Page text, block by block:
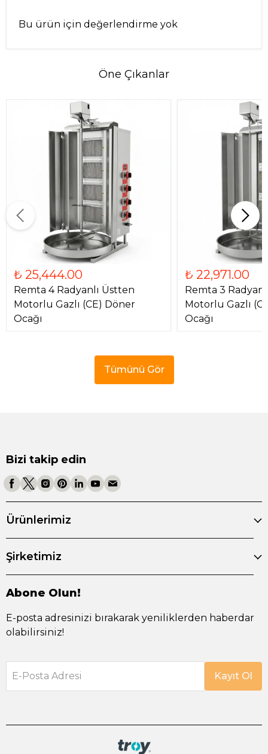
Bu ürün için değerlendirme yok
Öne Çıkanlar
₺ 25,444.00
Remta 4 Radyanlı Üstten
Motorlu Gazlı (CE) Döner
Ocağı
₺ 22,971.00
Remta 3
Motorlu Gazlı
Ocağı
Tümünü Gör
Bizi takip edin
Ürünlerimiz
Şirketimiz
Abone Olun!
E-posta adresinizi bırakarak yeniliklerden haberdar
olabilirsiniz!
E-Posta Adresi Kayıt Ol